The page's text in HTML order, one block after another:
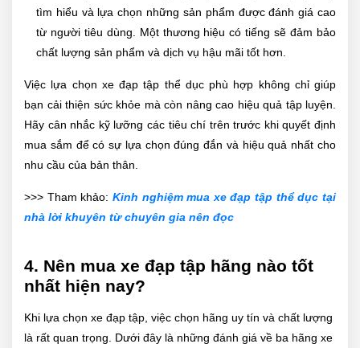
tìm hiểu và lựa chọn những sản phẩm được đánh giá cao
từ người tiêu dùng. Một thương hiệu có tiếng sẽ đảm bảo
chất lượng sản phẩm và dịch vụ hậu mãi tốt hơn.
Việc lựa chọn xe đạp tập thể dục phù hợp không chỉ giúp
bạn cải thiện sức khỏe mà còn nâng cao hiệu quả tập luyện.
Hãy cân nhắc kỹ lưỡng các tiêu chí trên trước khi quyết định
mua sắm để có sự lựa chọn đúng đắn và hiệu quả nhất cho
nhu cầu của bản thân.
>>> Tham khảo: Kinh nghiệm mua xe đạp tập thể dục tại
nhà lời khuyên từ chuyên gia nên đọc
4. Nên mua xe đạp tập hãng nào tốt
nhất hiện nay?
Khi lựa chọn xe đạp tập, việc chọn hãng uy tín và chất lượng
là rất quan trọng. Dưới đây là những đánh giá về ba hãng xe